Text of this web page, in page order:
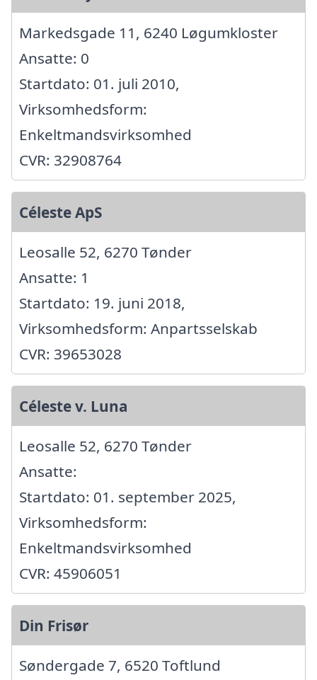
Markedsgade 11, 6240 Løgumkloster
Ansatte: 0
Startdato: 01. juli 2010,
Virksomhedsform:
Enkeltmandsvirksomhed
CVR: 32908764
Céleste ApS
Leosalle 52, 6270 Tønder
Ansatte: 1
Startdato: 19. juni 2018,
Virksomhedsform: Anpartsselskab
CVR: 39653028
Céleste v. Luna
Leosalle 52, 6270 Tønder
Ansatte:
Startdato: 01. september 2025,
Virksomhedsform:
Enkeltmandsvirksomhed
CVR: 45906051
Din Frisør
Søndergade 7, 6520 Toftlund